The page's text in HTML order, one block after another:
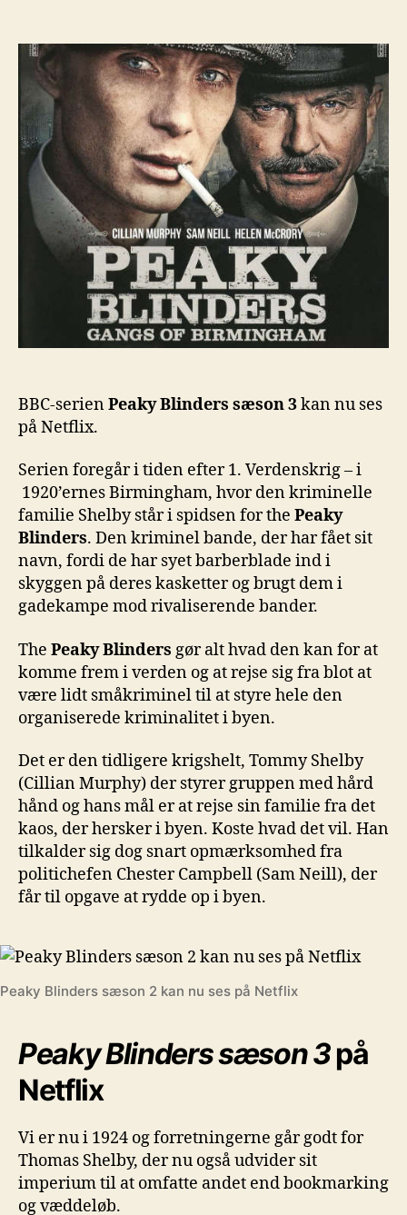
BBC-serienPeaky Blinders sæson 3kan nu ses
på Netflix.
Serien foregår i tiden efter 1. Verdenskrig – i
1920’ernes Birmingham, hvor den kriminelle
familie Shelby står i spidsen for the Peaky
Blinders. Denkriminel bande, der har fået sit
navn, fordi de har syet barberblade ind i
skyggen på deres kasketter og brugt dem i
gadekampe mod rivaliserende bander.
The Peaky Blinders gør alt hvad den kan for at
komme frem i verden og at rejse sig fra blot at
være lidt småkriminel til at styre hele den
organiserede kriminalitet i byen.
Det er den tidligere krigshelt, Tommy Shelby
(Cillian Murphy) der styrer gruppen med hård
hånd og hans mål er at rejse sin familie fra det
kaos, der hersker i byen. Koste hvad det vil. Han
tilkalder sig dog snart opmærksomhed fra
politichefen Chester Campbell (Sam Neill), der
får til opgave at rydde op i byen.
Peaky Blinders sæson 2 kan nu ses på Netflix
Peaky Blinders sæson 3på
Netflix
Vi er nu i 1924 og forretningerne går godt for
Thomas Shelby, der nu også udvider sit
imperium til at omfatte andet end bookmarking
og væddeløb.